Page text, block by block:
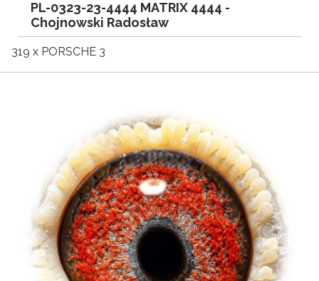
PL-0323-23-4444 MATRIX 4444 -
Chojnowski Radosław
319 x PORSCHE 3